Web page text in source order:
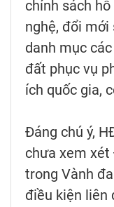
chính sách
nghệ, đổi mới
danh mục
đất phục vụ
ích quốc gia,
Đáng chú ý,
chưa xem xét
trong Vành
điều kiện liên